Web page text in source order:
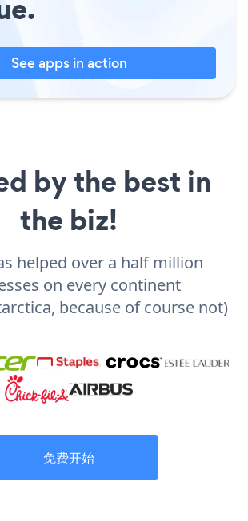
See apps in action
by the best in
the biz!
helped over a half million
on every continent
because of course not)
免费开始